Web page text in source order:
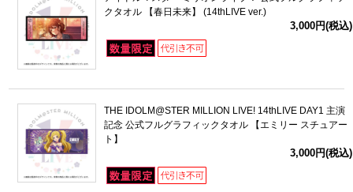
クタオル 【春日未来】 (14thLIVE ver.)
3,000円(税込)
THE IDOLM@STER MILLION LIVE! 14thLIVE DAY1 主演
記念 公式フルグラフィックタオル 【エミリー スチュアー
ト】
3,000円(税込)